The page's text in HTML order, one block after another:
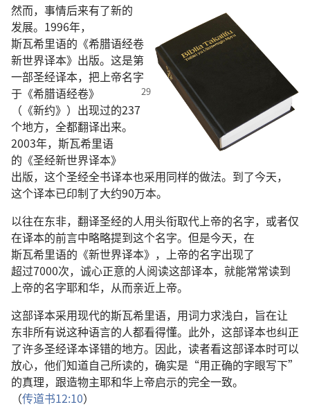
然而， 事情后来有了新的
发展。1996年，
斯瓦希里语的 《希腊语经卷
新世界译本》 出版。 这是第
一部圣经译本， 把上帝名字
于 《希腊语经卷》
（《新约》） 出现过的237
个地方， 全都翻译出来。
2003年， 斯瓦希里语
的 《圣经新世界译本》
出版， 这个圣经全书译本也采用同样的做法。 到了今天，
这个译本已印制了大约90万本。
以往在东非， 翻译圣经的人用头衔取代上帝的名字， 或者仅
在译本的前言中略略提到这个名字。 但是今天， 在
斯瓦希里语的 《新世界译本》， 上帝的名字出现了
超过7000次， 诚心正意的人阅读这部译本， 就能常常读到
上帝的名字耶和华， 从而亲近上帝。
这部译本采用现代的斯瓦希里语， 用词力求浅白， 旨在让
东非所有说这种语言的人都看得懂。 此外， 这部译本也纠正
了许多圣经译本译错的地方。 因此， 读者看这部译本时可以
放心， 他们知道自己所读的， 确实是 “用正确的字眼写下”
的真理， 跟造物主耶和华上帝启示的完全一致。
（传道书12:10）